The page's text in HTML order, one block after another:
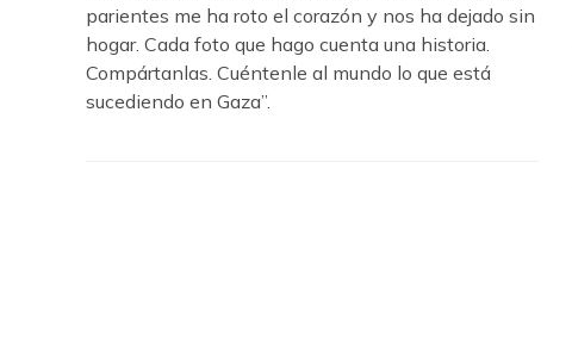
parientes me ha roto el corazón y nos ha dejado sin
hogar. Cada foto que hago cuenta una historia.
Compártanlas. Cuéntenle al mundo lo que está
sucediendo en Gaza”.